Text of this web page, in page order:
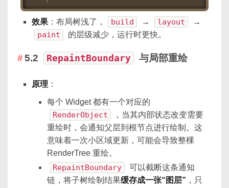
效果 ：布局树浅了， build → layout →
paint 的层级减少，运行时更快。
5.2 RepaintBoundary 与局部重绘
原理 ：
每个 Widget 都有一个对应的
RenderObject
，当其内部状态改变需要
重绘时，会通知父层到根节点进行绘制。这
意味着一次小区域更新，可能会导致整棵
RenderTree 重绘。
RepaintBoundary
可以截断这条通知
链，将子树绘制结果缓存成一张“图层” ，只